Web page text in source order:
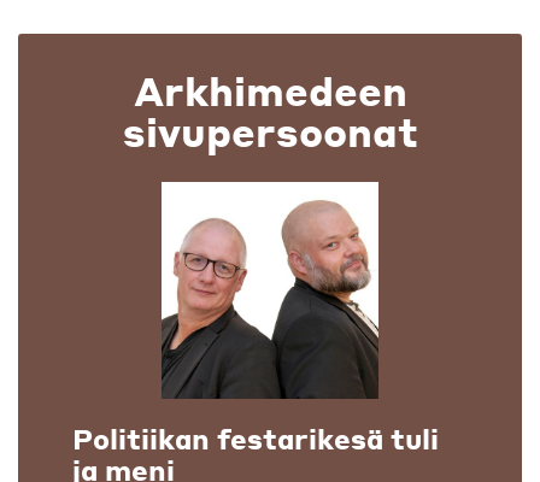
Arkhimedeen
sivupersoonat
Politiikan festarikesä tuli
ja meni